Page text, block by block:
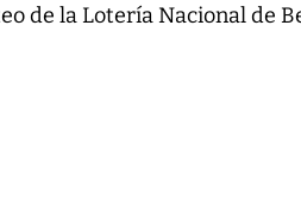
de la Lotería Nacional de